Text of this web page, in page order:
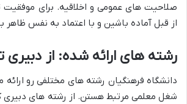
صلاحیت های عمومی و اخلاقیه. برای موفقیت
از قبل آماده باشین و با اعتماد به نفس ظاهر
رشته های ارائه شده: از دبیری
دانشگاه فرهنگیان رشته های مختلفی رو
شغل معلمی مرتبط هستن. از رشته های